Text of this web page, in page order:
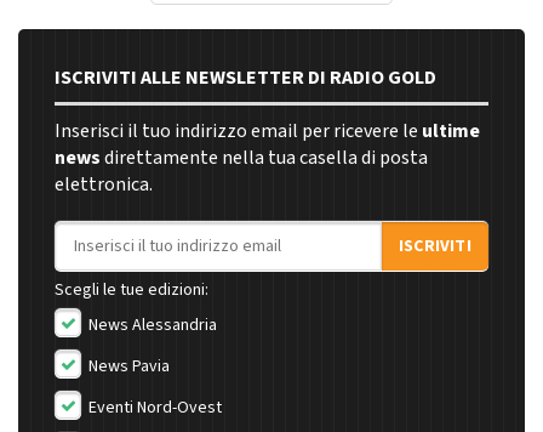
ISCRIVITI ALLE NEWSLETTER DI RADIO GOLD
Inserisci il tuo indirizzo email per ricevere le ultime
newsdirettamente nella tua casella di posta
elettronica.
Indirizzo email
ISCRIVITI
Scegli le tue edizioni:
News Alessandria
News Pavia
Eventi Nord-Ovest